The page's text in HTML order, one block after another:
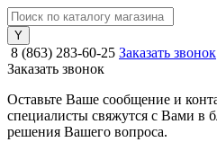
8 (863) 283-60-25 Заказать звонок
Заказать звонок
Оставьте Ваше сообщение и
специалисты свяжутся с Вами в
решения Вашего вопроса.